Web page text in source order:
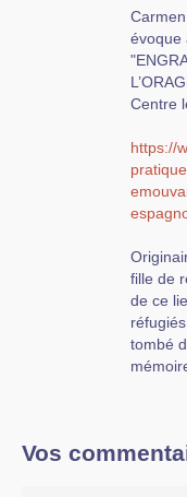
évoque
Centre
https://
fille de
de ce
tombé
Vos